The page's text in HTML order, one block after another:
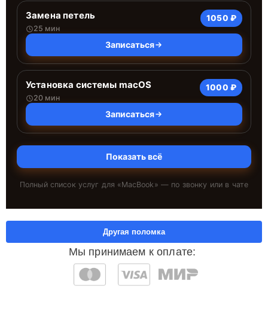
Замена петель
25 мин
1050 ₽
Записаться
Установка системы macOS
20 мин
1000 ₽
Записаться
Показать всё
Полный список услуг для «MacBook » — по звонку или в чате
Мы принимаем к оплате:
Другая поломка